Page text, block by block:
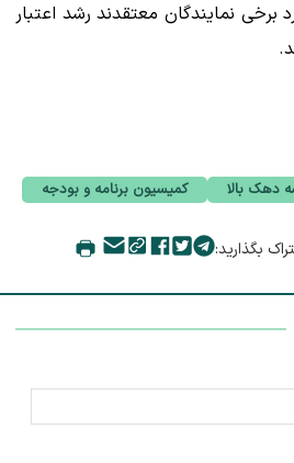
برخی نمایندگان معتقدند رشد اعتبار
دهک بالا کمیسیون برنامه و بودجه
بگذارید: